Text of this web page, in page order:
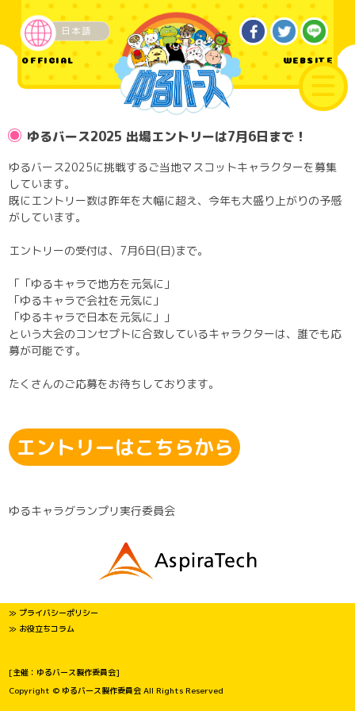
OFFICIAL WEBSITE
日本語
ゆるバース2025 出場エントリーは7月6日まで！
ゆるバース2025に挑戦するご当地マスコットキャラクターを募集
しています。
既にエントリー数は昨年を大幅に超え、今年も大盛り上がりの予感
がしています。
エントリーの受付は、7月6日(日)まで。
「「ゆるキャラで地方を元気に」
「ゆるキャラで会社を元気に」
「ゆるキャラで日本を元気に」」
という大会のコンセプトに合致しているキャラクターは、誰でも応
募が可能です。
たくさんのご応募をお待ちしております。
エントリーはこちらから
ゆるキャラグランプリ実行委員会
≫ プライバシーポリシー
≫ お役立ちコラム
[主催：ゆるバース製作委員会]
Copyright © ゆるバース製作委員会 All Rights Reserved